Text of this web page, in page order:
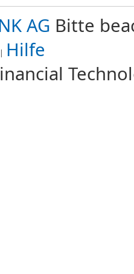
AG Bitte
Hilfe